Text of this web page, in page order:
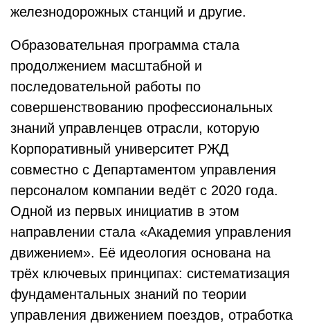
железнодорожных станций и другие.
Образовательная программа стала
продолжением масштабной и
последовательной работы по
совершенствованию профессиональных
знаний управленцев отрасли, которую
Корпоративный университет РЖД
совместно с Департаментом управления
персоналом компании ведёт с 2020 года.
Одной из первых инициатив в этом
направлении стала «Академия управления
движением». Её идеология основана на
трёх ключевых принципах: систематизация
фундаментальных знаний по теории
управления движением поездов, отработка